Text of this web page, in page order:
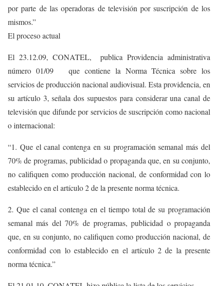
por parte de las operadoras de televisión por suscripción de los
mismos.”
El proceso actual
El 23.12.09, CONATEL, publica Providencia administrativa
número 01/09 que contiene la Norma Técnica sobre los
servicios de producción nacional audiovisual. Esta providencia, en
su artículo 3, señala dos supuestos para considerar una canal de
televisión que difunde por servicios de suscripción como nacional
o internacional:
“1. Que el canal contenga en su programación semanal más del
70% de programas, publicidad o propaganda que, en su conjunto,
no califiquen como producción nacional, de conformidad con lo
establecido en el artículo 2 de la presente norma técnica.
2. Que el canal contenga en el tiempo total de su programación
semanal más del 70% de programas, publicidad o propaganda
que, en su conjunto, no califiquen como producción nacional, de
conformidad con lo establecido en el artículo 2 de la presente
norma técnica.”